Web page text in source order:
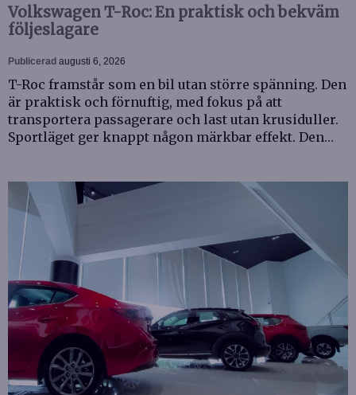
Volkswagen T-Roc: En praktisk och bekväm
följeslagare
Publicerad augusti 6, 2026
T-Roc framstår som en bil utan större spänning. Den
är praktisk och förnuftig, med fokus på att
transportera passagerare och last utan krusiduller.
Sportläget ger knappt någon märkbar effekt. Den…